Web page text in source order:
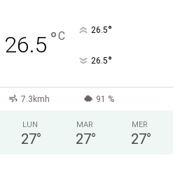
26.5 °C 26.5°
26.5°
7.3kmh 91 %
LUN
27°
MAR
27°
MER
27°